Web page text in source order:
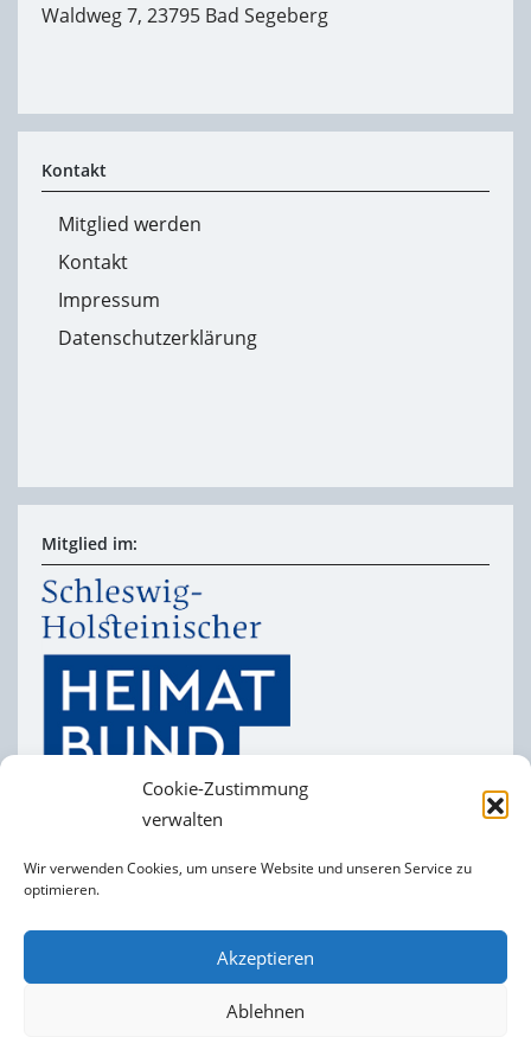
Cookie-Zustimmung
verwalten
Wir verwenden Cookies, um unsere Website und unseren Service zu
optimieren.
Akzeptieren
Ablehnen
Waldweg 7, 23795 Bad Segeberg
Kontakt
Mitglied werden
Kontakt
Impressum
Datenschutzerklärung
Mitglied im: